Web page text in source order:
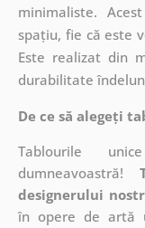
minimaliste.
spațiu, fie că este
Este realizat din
durabilitate
De ce să alegeți
Tablourile
dumneavoastră!
designerului
în opere de artă